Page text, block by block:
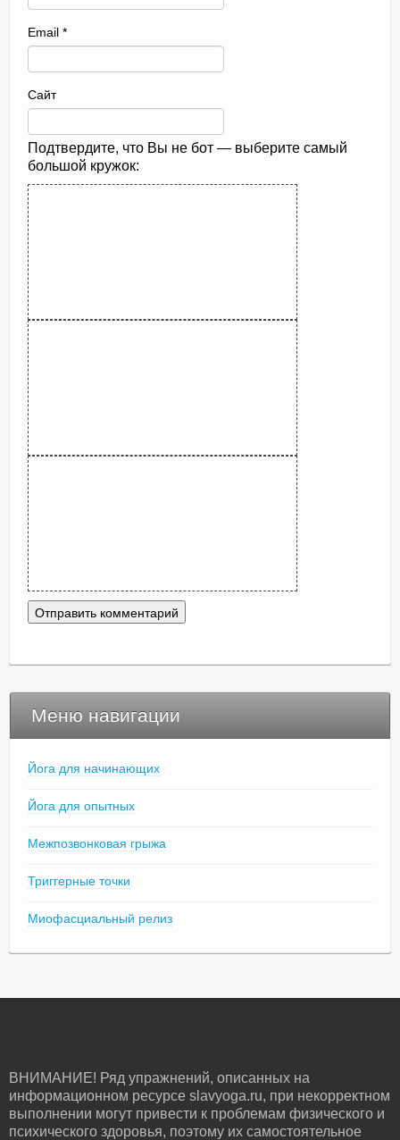
Email *
Сайт
Подтвердите, что Вы не бот — выберите самый
большой кружок:
Меню навигации
Йога для начинающих
Йога для опытных
Межпозвонковая грыжа
Триггерные точки
Миофасциальный релиз
ВНИМАНИЕ! Ряд упражнений, описанных на
информационном ресурсе slavyoga.ru, при некорректном
выполнении могут привести к проблемам физического и
психического здоровья, поэтому их самостоятельное